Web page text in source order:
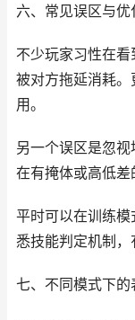
六、常见误区与优
不少玩家习性在
被对方拖延消耗
用。
另一个误区是忽
在有掩体或高低差
平时可以在训练
悉技能判定机制，
七、不同模式下的